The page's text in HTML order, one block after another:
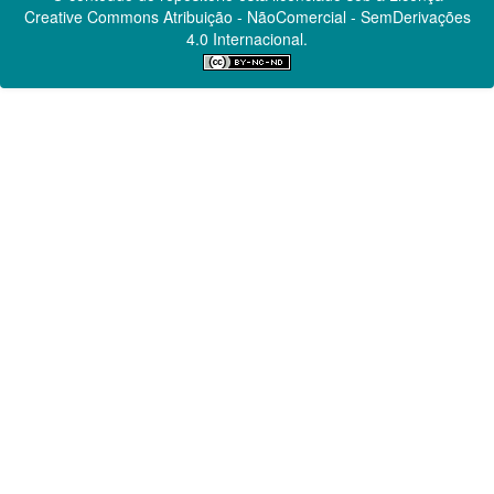
Creative CommonsAtribuição - NãoComercial - SemDerivações
4.0 Internacional.